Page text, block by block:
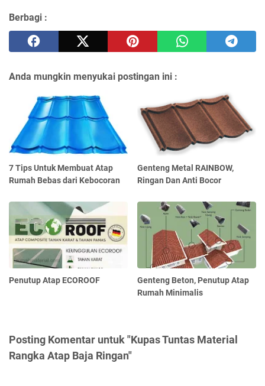
Berbagi :
Anda mungkin menyukai postingan ini :
7 Tips Untuk Membuat Atap
Rumah Bebas dari Kebocoran
Genteng Metal RAINBOW,
Ringan Dan Anti Bocor
Penutup Atap ECOROOF
Genteng Beton, Penutup Atap
Rumah Minimalis
Posting Komentar untuk "Kupas Tuntas Material
Rangka Atap Baja Ringan"